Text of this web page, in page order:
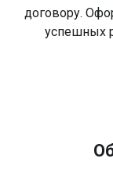
договору.
успешных